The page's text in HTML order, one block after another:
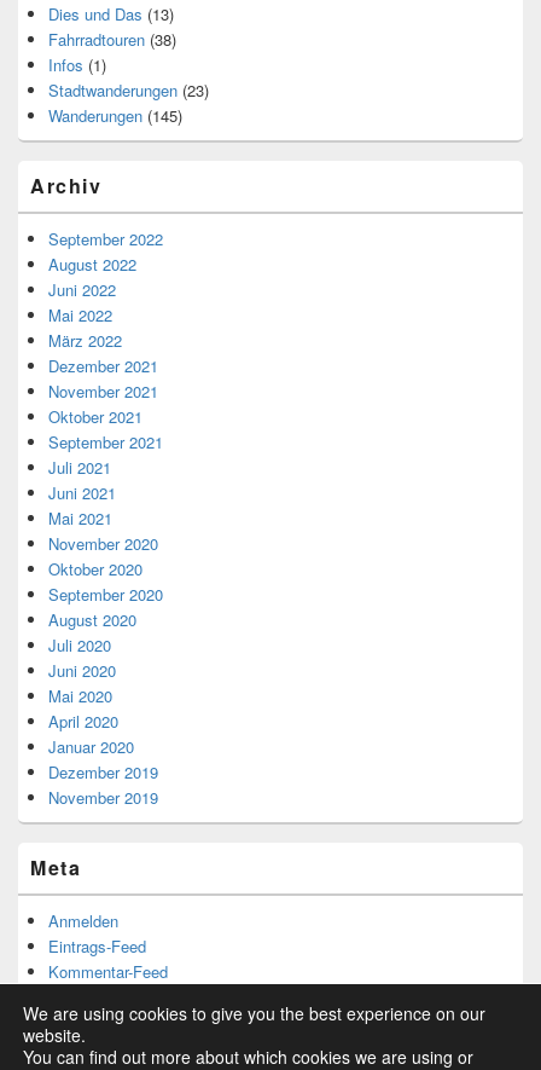
Dies und Das (13)
Fahrradtouren (38)
Infos (1)
Stadtwanderungen (23)
Wanderungen (145)
Archiv
September 2022
August 2022
Juni 2022
Mai 2022
März 2022
Dezember 2021
November 2021
Oktober 2021
September 2021
Juli 2021
Juni 2021
Mai 2021
November 2020
Oktober 2020
September 2020
August 2020
Juli 2020
Juni 2020
Mai 2020
April 2020
Januar 2020
Dezember 2019
November 2019
Meta
Anmelden
Eintrags-Feed
Kommentar-Feed
We are using cookies to give you the best experience on our
website.
You can find out more about which cookies we are using or